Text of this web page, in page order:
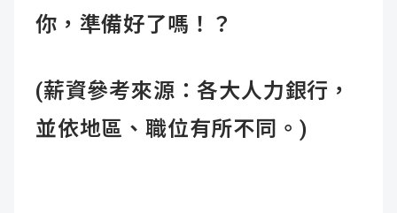
你，準備好了嗎！？
(薪資參考來源：各大人力銀行，
並依地區、職位有所不同。)